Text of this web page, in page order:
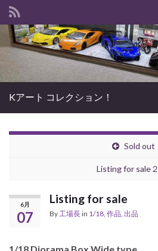
Search for:
Kアート コレクション！
Sold out
Listing for sale２
6月
07
Listing for sale
By 工場長in 1/18 作品 出品